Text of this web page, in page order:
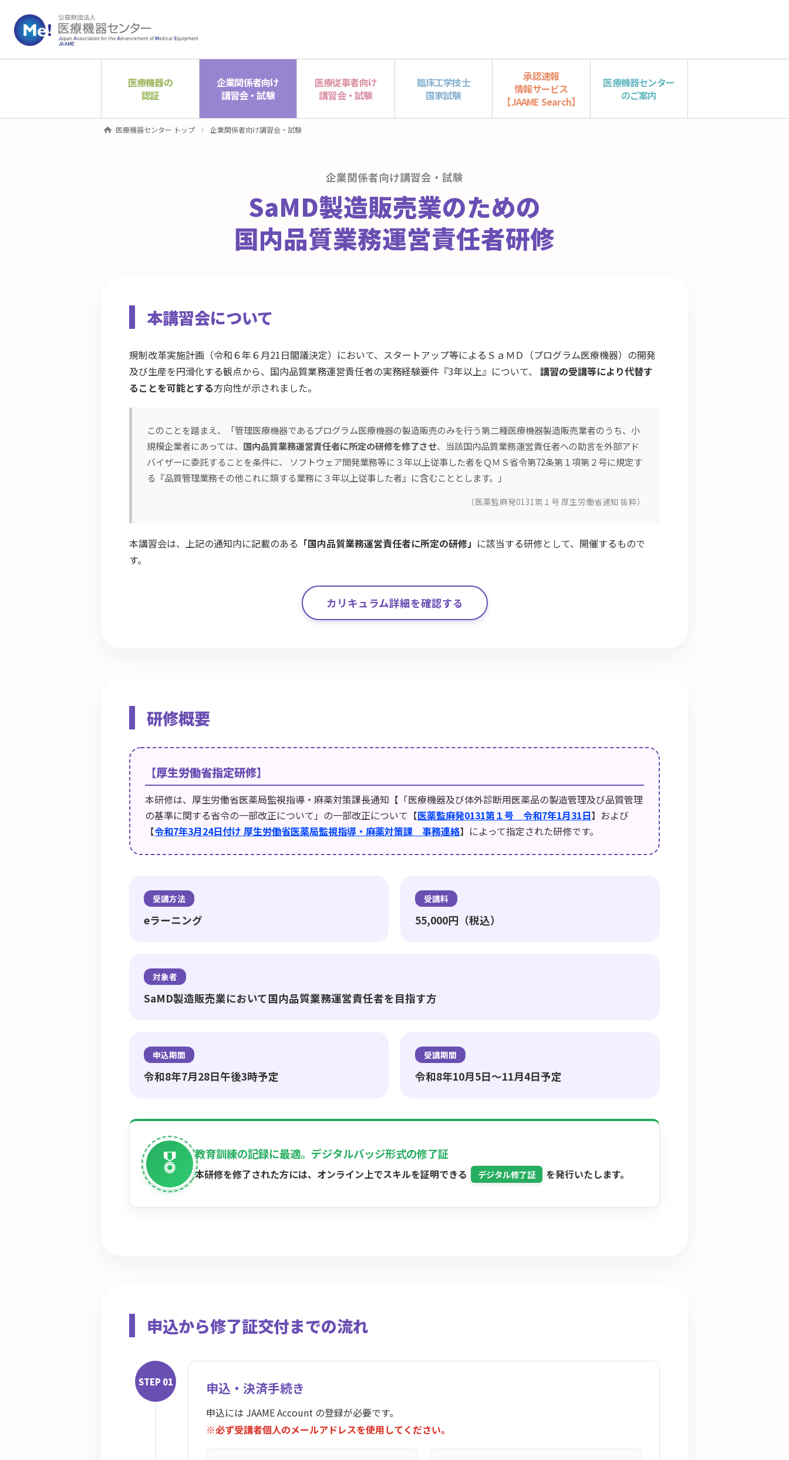
医療機器の
認証
企業関係者向け
講習会・試験
医療従事者向け
講習会・試験
臨床工学技士
国家試験
承認速報
情報サービス
【JAAME Search】
医療機器センター
のご案内
医療機器センター トップ 企業関係者向け講習会・試験
企業関係者向け講習会・試験
SaMD製造販売業のための
国内品質業務運営責任者研修
本講習会について
規制改革実施計画（令和６年６月21日閣議決定）において、スタートアップ等によるＳａＭＤ（プログラム医療機器）の開発
及び生産を円滑化する観点から、国内品質業務運営責任者の実務経験要件『3年以上』について、 講習の受講等により代替す
ることを可能とする方向性が示されました。
このことを踏まえ、「管理医療機器であるプログラム医療機器の製造販売のみを行う第二種医療機器製造販売業者のうち、小
規模企業者にあっては、 国内品質業務運営責任者に所定の研修を修了させ、当該国内品質業務運営責任者への助言を外部アド
バイザーに委託することを条件に、 ソフトウェア開発業務等に３年以上従事した者をＱＭＳ省令第72条第１項第２号に規定す
る『品質管理業務その他これに類する業務に３年以上従事した者』に含むこととします。」
（医薬監麻発0131第１号 厚生労働省通知 抜粋）
本講習会は、上記の通知内に記載のある 「国内品質業務運営責任者に所定の研修」 に該当する研修として、開催するもので
す。
カリキュラム詳細を確認する
研修概要
【厚生労働省指定研修】
本研修は、厚生労働省医薬局監視指導・麻薬対策課長通知【「医療機器及び体外診断用医薬品の製造管理及び品質管理
の基準に関する省令の一部改正について」の一部改正について【医薬監麻発0131第１号 令和7年1月31日】および
【令和7年3月24日付け 厚生労働省医薬局監視指導・麻薬対策課 事務連絡】によって指定された研修です。
受講方法
eラーニング
受講料
55,000円（税込）
対象者
SaMD製造販売業において国内品質業務運営責任者を目指す方
申込期間
令和8年7月28日午後3時予定
受講期間
令和8年10月5日～11月4日予定
🎖️ 教育訓練の記録に最適。デジタルバッジ形式の修了証
本研修を修了された方には、オンライン上でスキルを証明できる デジタル修了証 を発行いたします。
申込から修了証交付までの流れ
STEP 01 申込・決済手続き
申込には JAAME Account の登録が必要です。
※必ず受講者個人のメールアドレスを使用してください。